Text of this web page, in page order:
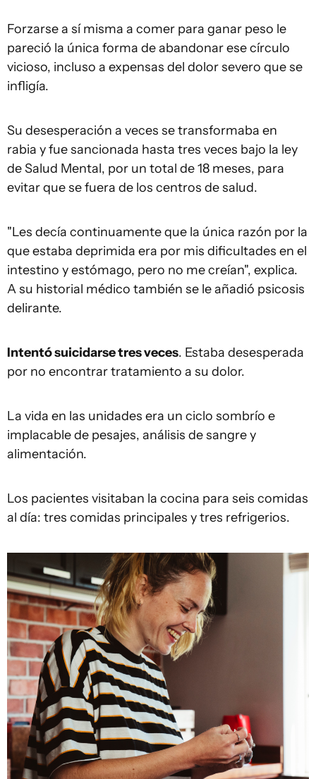
Forzarse a sí misma a comer para ganar peso le
pareció la única forma de abandonar ese círculo
vicioso, incluso a expensas del dolor severo que se
infligía.
Su desesperación a veces se transformaba en
rabia y fue sancionada hasta tres veces bajo la ley
de Salud Mental, por un total de 18 meses, para
evitar que se fuera de los centros de salud.
"Les decía continuamente que la única razón por la
que estaba deprimida era por mis dificultades en el
intestino y estómago, pero no me creían", explica.
A su historial médico también se le añadió psicosis
delirante.
Intentó suicidarse tres veces. Estaba desesperada
por no encontrar tratamiento a su dolor.
La vida en las unidades era un ciclo sombrío e
implacable de pesajes, análisis de sangre y
alimentación.
Los pacientes visitaban la cocina para seis comidas
al día: tres comidas principales y tres refrigerios.